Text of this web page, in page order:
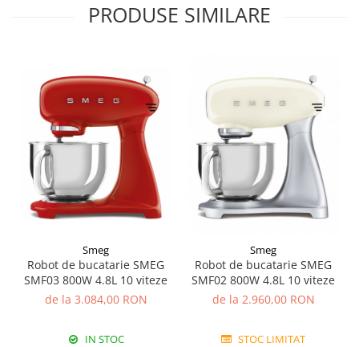
PRODUSE SIMILARE
Smeg
Robot de bucatarie SMEG
SMF03 800W 4.8L 10 viteze
de la 3.084,00 RON
IN STOC
Smeg
Robot de bucatarie SMEG
SMF02 800W 4.8L 10 viteze
de la 2.960,00 RON
STOC LIMITAT